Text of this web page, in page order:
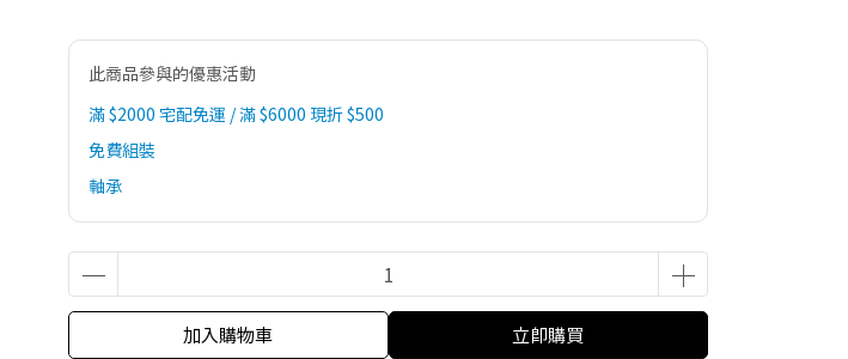
此商品參與的優惠活動
滿 $2000 宅配免運 / 滿 $6000 現折 $500
免費組裝
軸承
加入購物車 立即購買